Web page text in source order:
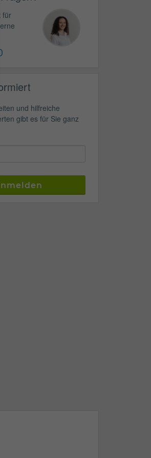
für
und hilfreiche
gibt es für Sie ganz